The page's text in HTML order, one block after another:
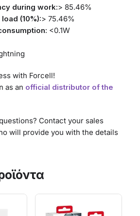
during work:> 85.46%
(10%):> 75.46%
<0.1W
with Forcell!
as an official distributor of the
Contact your sales
will provide you with the details